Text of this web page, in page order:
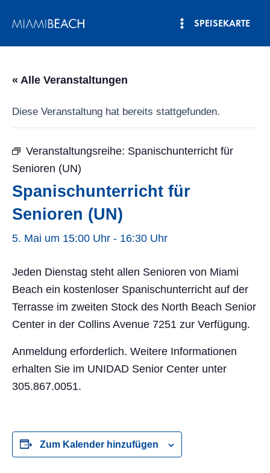
Inhalt
SPEISEKARTE
« Alle Veranstaltungen
Diese Veranstaltung hat bereits stattgefunden.
Veranstaltungsreihe: Spanischunterricht für
Senioren (UN)
Spanischunterricht für
Senioren (UN)
5. Mai um 15:00 Uhr - 16:30 Uhr
Jeden Dienstag steht allen Senioren von Miami
Beach ein kostenloser Spanischunterricht auf der
Terrasse im zweiten Stock des North Beach Senior
Center in der Collins Avenue 7251 zur Verfügung.
Anmeldung erforderlich. Weitere Informationen
erhalten Sie im UNIDAD Senior Center unter
305.867.0051.
Zum Kalender hinzufügen